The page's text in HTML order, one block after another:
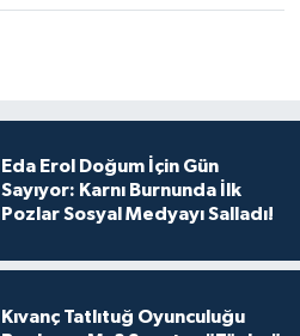
Eda Erol Doğum İçin Gün
Sayıyor: Karnı Burnunda İlk
Pozlar Sosyal Medyayı Salladı!
Kıvanç Tatlıtuğ Oyunculuğu